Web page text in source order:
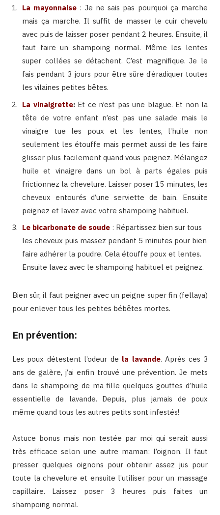
La mayonnaise : Je ne sais pas pourquoi ça marche
mais ça marche. Il suffit de masser le cuir chevelu
avec puis de laisser poser pendant 2 heures. Ensuite, il
faut faire un shampoing normal. Même les lentes
super collées se détachent. C’est magnifique. Je le
fais pendant 3 jours pour être sûre d’éradiquer toutes
les vilaines petites bêtes.
La vinaigrette:Et ce n’est pas une blague. Et non la
tête de votre enfant n’est pas une salade mais le
vinaigre tue les poux et les lentes, l’huile non
seulement les étouffe mais permet aussi de les faire
glisser plus facilement quand vous peignez. Mélangez
huile et vinaigre dans un bol à parts égales puis
frictionnez la chevelure. Laisser poser 15 minutes, les
cheveux entourés d’une serviette de bain. Ensuite
peignez et lavez avec votre shampoing habituel.
Le bicarbonate de soude : Répartissez bien sur tous
les cheveux puis massez pendant 5 minutes pour bien
faire adhérer la poudre. Cela étouffe poux et lentes.
Ensuite lavez avec le shampoing habituel et peignez.
Bien sûr, il faut peigner avec un peigne super fin (fellaya)
pour enlever tous les petites bébêtes mortes.
En prévention:
Les poux détestent l’odeur de la lavande. Après ces 3
ans de galère, j’ai enfin trouvé une prévention. Je mets
dans le shampoing de ma fille quelques gouttes d’huile
essentielle de lavande. Depuis, plus jamais de poux
même quand tous les autres petits sont infestés!
Astuce bonus mais non testée par moi qui serait aussi
très efficace selon une autre maman: l’oignon. Il faut
presser quelques oignons pour obtenir assez jus pour
toute la chevelure et ensuite l’utiliser pour un massage
capillaire. Laissez poser 3 heures puis faites un
shampoing normal.